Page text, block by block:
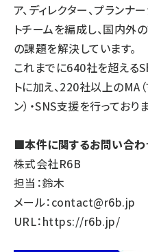
ア、ディレクター、プラン
トチームを編成し、国内外
の課題を解決しています。
これまでに640社を超える
トに加え、220社以上のMA
ン）・SNS支援を行っており
■本件に関するお問い合わ
株式会社R6B
担当：鈴木
メール：contact@r6b.jp
URL：https://r6b.jp/